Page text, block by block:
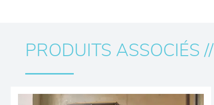
PRODUITS ASSOCIÉS //